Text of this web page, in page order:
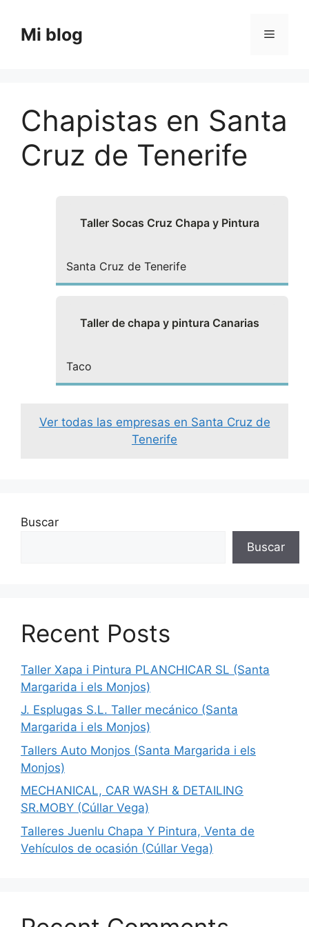
contenido
Mi blog Menú
Chapistas en Santa
Cruz de Tenerife
Taller Socas Cruz Chapa y Pintura
Santa Cruz de Tenerife
Taller de chapa y pintura Canarias
Taco
Ver todas las empresas en Santa Cruz de
Tenerife
Buscar
Buscar
Recent Posts
Taller Xapa i Pintura PLANCHICAR SL (Santa
Margarida i els Monjos)
J. Esplugas S.L. Taller mecánico (Santa
Margarida i els Monjos)
Tallers Auto Monjos (Santa Margarida i els
Monjos)
MECHANICAL, CAR WASH & DETAILING
SR.MOBY (Cúllar Vega)
Talleres Juenlu Chapa Y Pintura, Venta de
Vehículos de ocasión (Cúllar Vega)